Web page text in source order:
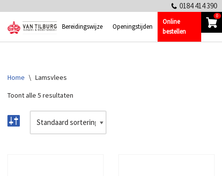
Ga
0184 414 390
Bereidingswijze Openingstijden
Online
bestellen
0
Home \ Lamsvlees
Toont alle 5 resultaten